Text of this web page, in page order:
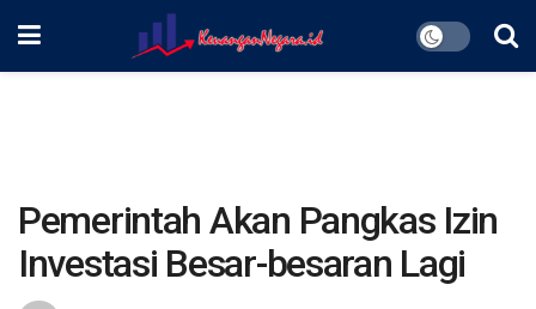
Pemerintah Akan Pangkas Izin
Investasi Besar-besaran Lagi